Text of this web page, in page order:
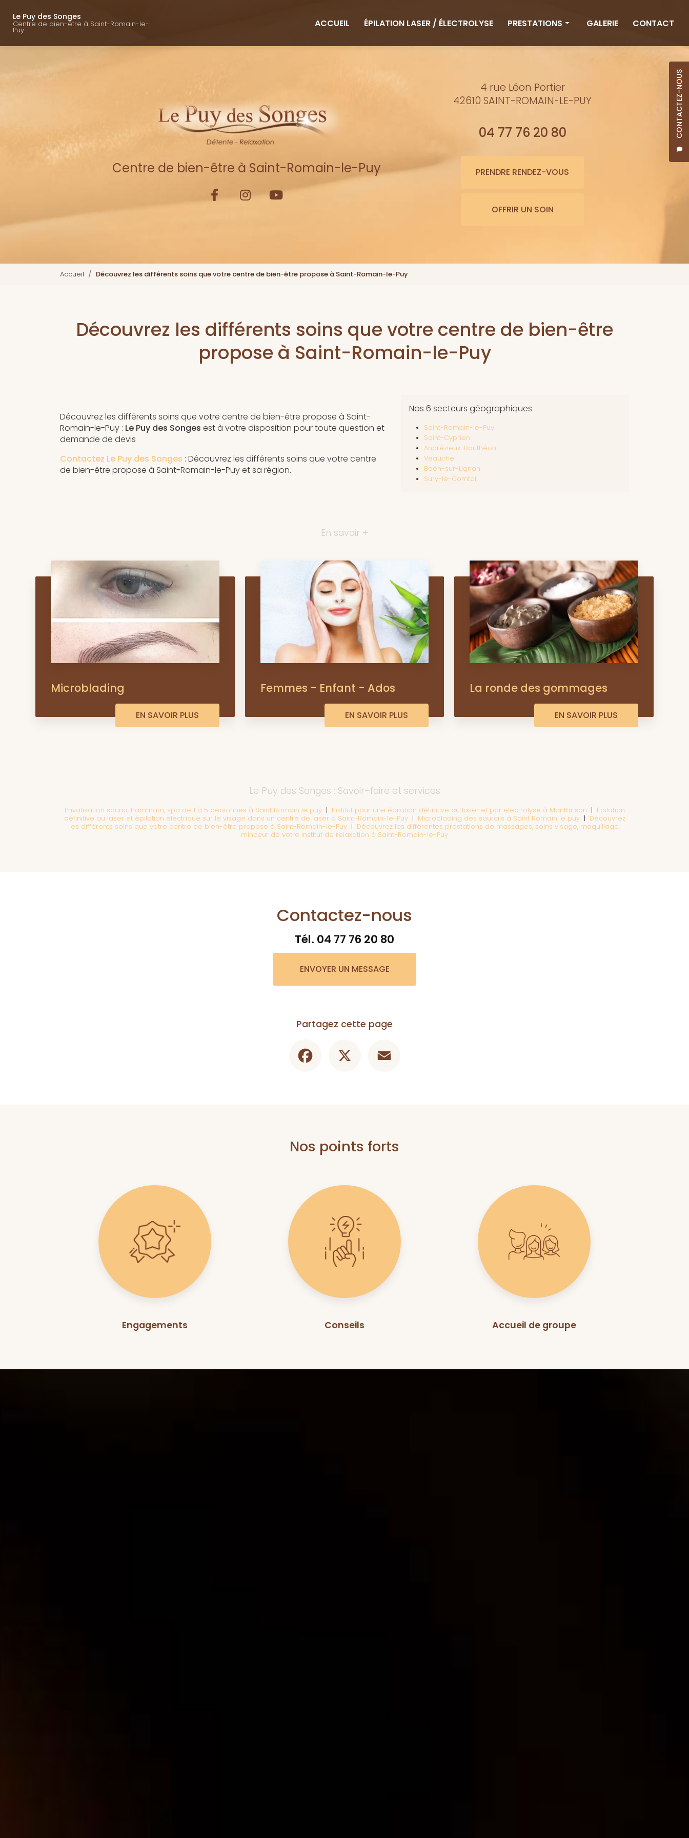
contenu
Le Puy des Songes
Centre de bien-être à Saint-Romain-le-
Puy
CONTACTEZ-NOUS
ACCUEIL
ÉPILATION LASER / ÉLECTROLYSE PRESTATIONS
Minceur
Bienfaits de l'eau
GALERIE CONTACT
Centre de bien-être à Saint-Romain-le-Puy
4 rue Léon Portier
42610 SAINT-ROMAIN-LE-PUY
04 77 76 20 80
PRENDRE RENDEZ-VOUS
OFFRIR UN SOIN
Accueil Découvrez les différents soins que votre centre de bien-être propose à Saint-Romain-le-Puy
Découvrez les différents soins que votre centre de bien-être
propose à Saint-Romain-le-Puy
Découvrez les différents soins que votre centre de bien-être propose à Saint-
Romain-le-Puy : Le Puy des Songes est à votre disposition pour toute question et
demande de devis
Contactez Le Puy des Songes : Découvrez les différents soins que votre centre
de bien-être propose à Saint-Romain-le-Puy et sa région.
Nos 6 secteurs géographiques
Saint-Romain-le-Puy
Saint-Cyprien
Andrézieux-Bouthéon
Veauche
Boën-sur-Lignon
Sury-le-Comtal
En savoir +
Microblading
EN SAVOIR PLUS
Femmes - Enfant - Ados
EN SAVOIR PLUS
La ronde des gommages
EN SAVOIR PLUS
Le Puy des Songes : Savoir-faire et services
Privatisation sauna, hammam, spa de 1 à 5 personnes à Saint Romain le puy | Institut pour une épilation définitive au laser et par electrolyse à Montbrison | Épilation
définitive au laser et épilation électrique sur le visage dans un centre de laser à Saint-Romain-le-Puy| Microblading des sourcils à Saint Romain le puy| Découvrez
les différents soins que votre centre de bien-être propose à Saint-Romain-le-Puy | Découvrez les différentes prestations de massages, soins visage, maquillage,
minceur de votre institut de relaxation à Saint-Romain-le-Puy
Contactez-nous
Tél. 04 77 76 20 80
ENVOYER UN MESSAGE
Partagez cette page
Nos points forts
Engagements Conseils Accueil de groupe